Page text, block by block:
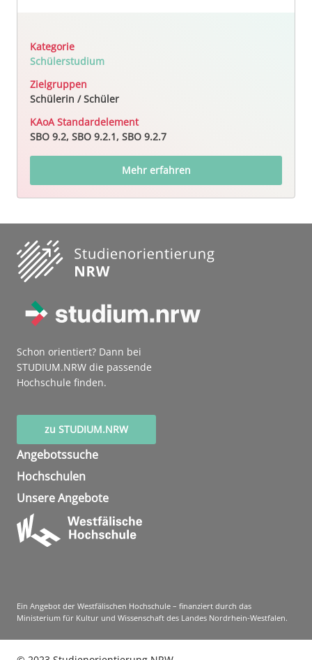
Kategorie
Schülerstudium
Zielgruppen
Schülerin / Schüler
KAoA Standardelement
SBO 9.2, SBO 9.2.1, SBO 9.2.7
Mehr erfahren
Schon orientiert? Dann bei
STUDIUM.NRW die passende
Hochschule finden.
zu STUDIUM.NRW
Angebotssuche
Hochschulen
Unsere Angebote
Ein Angebot der Westfälischen Hochschule – finanziert durch das
Ministerium für Kultur und Wissenschaft des Landes Nordrhein-Westfalen.